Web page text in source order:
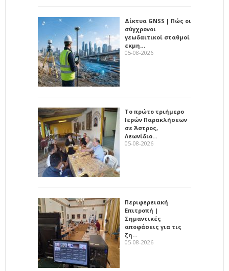
Δίκτυα GNSS | Πώς οι
σύγχρονοι
γεωδαιτικοί σταθμοί
εκμη…
05-08-2026
Το πρώτο τριήμερο
Ιερών Παρακλήσεων
σε Άστρος,
Λεωνίδιο…
05-08-2026
Περιφερειακή
Επιτροπή |
Σημαντικές
αποφάσεις για τις
ζη…
05-08-2026